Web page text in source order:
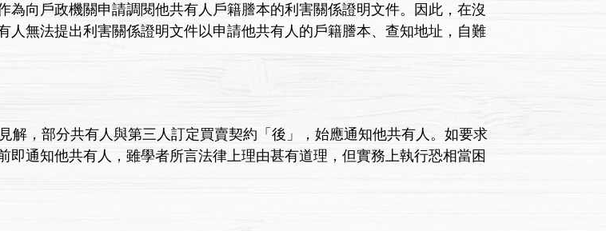
為向戶政機關申請調閱他共有人戶籍謄本的利害關係證明文件。因此，在沒
人無法提出利害關係證明文件以申請他共有人的戶籍謄本、查知地址，自難
解，部分共有人與第三人訂定買賣契約「後」，始應通知他共有人。如要求
即通知他共有人，雖學者所言法律上理由甚有道理，但實務上執行恐相當困